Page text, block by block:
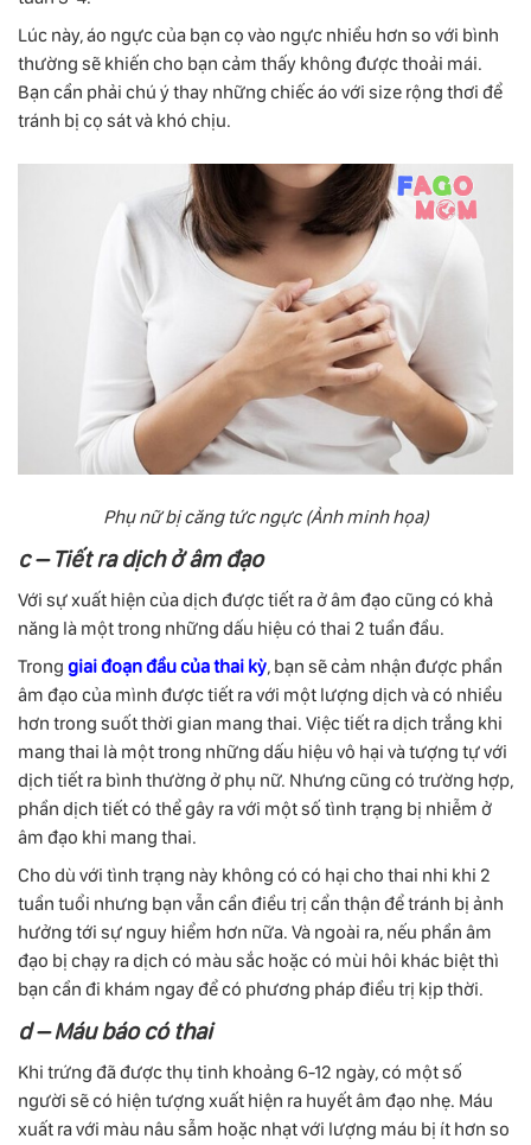
Lúc này, áo ngực của bạn cọ vào ngực nhiều hơn so với bình
thường sẽ khiến cho bạn cảm thấy không được thoải mái.
Bạn cần phải chú ý thay những chiếc áo với size rộng thơi để
tránh bị cọ sát và khó chịu.
Phụ nữ bị căng tức ngực (Ảnh minh họa)
c – Tiết ra dịch ở âm đạo
Với sự xuất hiện của dịch được tiết ra ở âm đạo cũng có khả
năng là một trong những dấu hiệu có thai 2 tuần đầu.
Trong giai đoạn đầu của thai kỳ, bạn sẽ cảm nhận được phần
âm đạo của mình được tiết ra với một lượng dịch và có nhiều
hơn trong suốt thời gian mang thai. Việc tiết ra dịch trắng khi
mang thai là một trong những dấu hiệu vô hại và tượng tự với
dịch tiết ra bình thường ở phụ nữ. Nhưng cũng có trường hợp,
phần dịch tiết có thể gây ra với một số tình trạng bị nhiễm ở
âm đạo khi mang thai.
Cho dù với tình trạng này không có có hại cho thai nhi khi 2
tuần tuổi nhưng bạn vẫn cần điều trị cẩn thận để tránh bị ảnh
hưởng tới sự nguy hiểm hơn nữa. Và ngoài ra, nếu phần âm
đạo bị chạy ra dịch có màu sắc hoặc có mùi hôi khác biệt thì
bạn cần đi khám ngay để có phương pháp điều trị kịp thời.
d – Máu báo có thai
Khi trứng đã được thụ tinh khoảng 6-12 ngày, có một số
người sẽ có hiện tượng xuất hiện ra huyết âm đạo nhẹ. Máu
xuất ra với màu nâu sẫm hoặc nhạt với lượng máu bị ít hơn so